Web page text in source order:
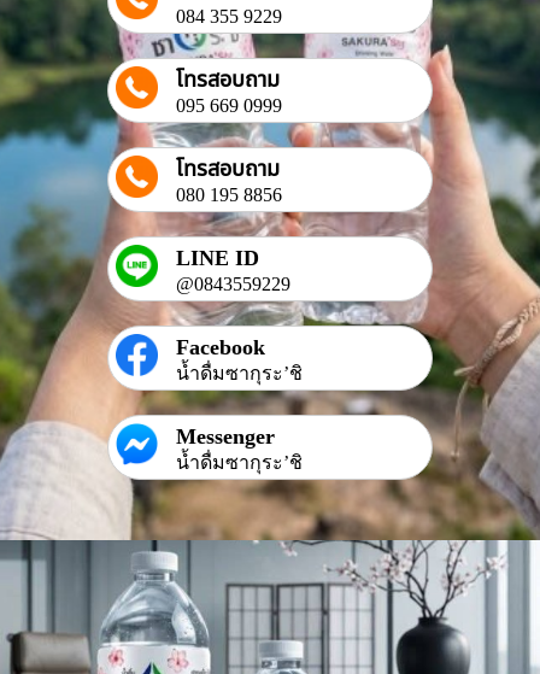
084 355 9229
โทรสอบถาม
095 669 0999
โทรสอบถาม
080 195 8856
LINE ID
@0843559229
Facebook
น้ำดื่มซากุระ’ชิ
Messenger
น้ำดื่มซากุระ’ชิ